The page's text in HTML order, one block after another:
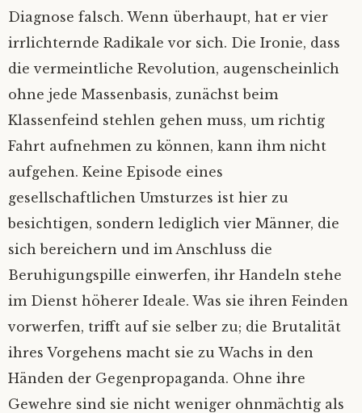
Diagnose falsch. Wenn überhaupt, hat er vier
irrlichternde Radikale vor sich. Die Ironie, dass
die vermeintliche Revolution, augenscheinlich
ohne jede Massenbasis, zunächst beim
Klassenfeind stehlen gehen muss, um richtig
Fahrt aufnehmen zu können, kann ihm nicht
aufgehen. Keine Episode eines
gesellschaftlichen Umsturzes ist hier zu
besichtigen, sondern lediglich vier Männer, die
sich bereichern und im Anschluss die
Beruhigungspille einwerfen, ihr Handeln stehe
im Dienst höherer Ideale. Was sie ihren Feinden
vorwerfen, trifft auf sie selber zu; die Brutalität
ihres Vorgehens macht sie zu Wachs in den
Händen der Gegenpropaganda. Ohne ihre
Gewehre sind sie nicht weniger ohnmächtig als